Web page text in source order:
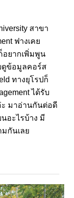
สาขา
ฟางเคย
อยากเพิ่มพูน
ดูข้อมูลคอร์ส
ทางยุโรปก็
ได้รับ
ะ มาอ่านกันต่อดี
นอะไรบ้าง มี
กันเลย